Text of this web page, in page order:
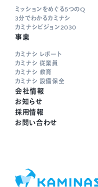
ミッションをめぐる5つのQ
3分でわかるカミナシ
カミナシビジョン2030
事業
カミナシ レポート
カミナシ 従業員
カミナシ 教育
カミナシ 設備保全
会社情報
お知らせ
採用情報
お問い合わせ